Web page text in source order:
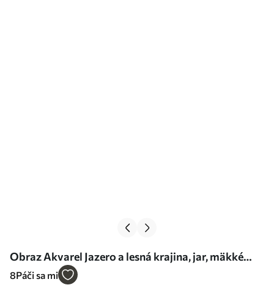
Obraz Akvarel Jazero a lesná krajina, jar, mäkké
prírodné zelené farby Nr. s36503
8Páči sa mi